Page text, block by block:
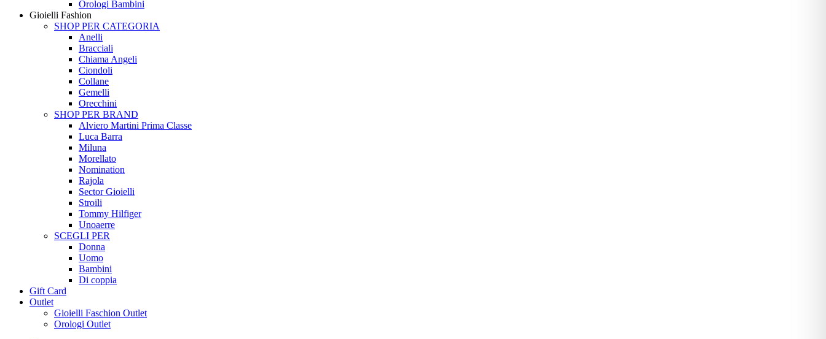
Orologi Bambini
Gioielli Fashion
SHOP PER CATEGORIA
Anelli
Bracciali
Chiama Angeli
Ciondoli
Collane
Gemelli
Orecchini
SHOP PER BRAND
Alviero Martini Prima Classe
Luca Barra
Miluna
Morellato
Nomination
Rajola
Sector Gioielli
Stroili
Tommy Hilfiger
Unoaerre
SCEGLI PER
Donna
Uomo
Bambini
Di coppia
Gift Card
Outlet
Gioielli Faschion Outlet
Orologi Outlet